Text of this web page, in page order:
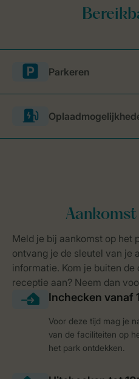
Parkeren
Voor deze tijd mag je
van de faciliteiten op
het park ontdekken.